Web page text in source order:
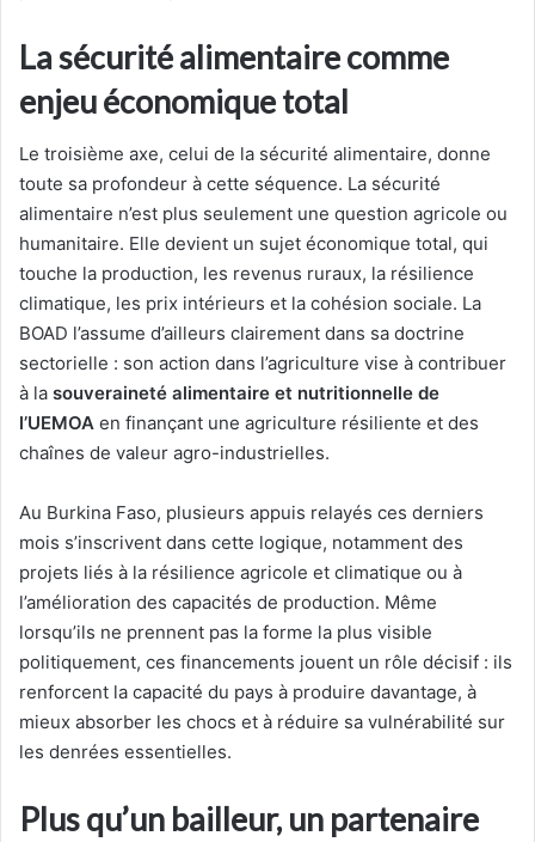
La sécurité alimentaire comme
enjeu économique total
Le troisième axe, celui de la sécurité alimentaire, donne
toute sa profondeur à cette séquence. La sécurité
alimentaire n’est plus seulement une question agricole ou
humanitaire. Elle devient un sujet économique total, qui
touche la production, les revenus ruraux, la résilience
climatique, les prix intérieurs et la cohésion sociale. La
BOAD l’assume d’ailleurs clairement dans sa doctrine
sectorielle : son action dans l’agriculture vise à contribuer
à la souveraineté alimentaire et nutritionnelle de
l’UEMOA en finançant une agriculture résiliente et des
chaînes de valeur agro-industrielles.
Au Burkina Faso, plusieurs appuis relayés ces derniers
mois s’inscrivent dans cette logique, notamment des
projets liés à la résilience agricole et climatique ou à
l’amélioration des capacités de production. Même
lorsqu’ils ne prennent pas la forme la plus visible
politiquement, ces financements jouent un rôle décisif : ils
renforcent la capacité du pays à produire davantage, à
mieux absorber les chocs et à réduire sa vulnérabilité sur
les denrées essentielles.
Plus qu’un bailleur, un partenaire